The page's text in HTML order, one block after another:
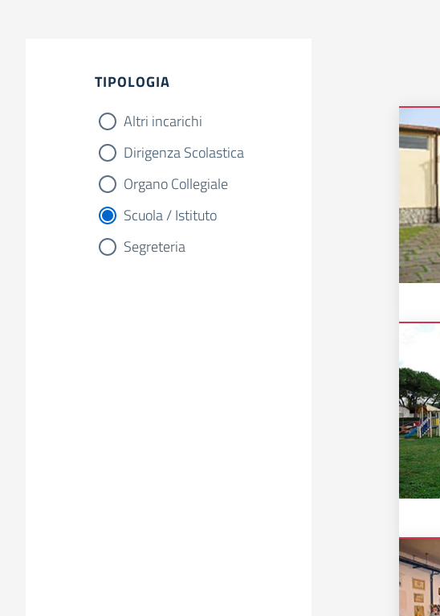
TIPOLOGIA
Altri incarichi
Dirigenza Scolastica
Organo Collegiale
Scuola / Istituto
Segreteria